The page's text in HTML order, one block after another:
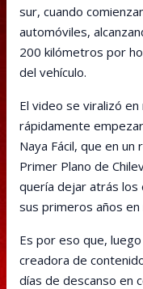
sur, cuando
automóviles,
200 kilómetros por
del vehículo.
El video se viralizó
rápidamente
Naya Fácil, que en
Primer Plano de
quería dejar atrás los
sus primeros años
Es por eso que,
creadora de
días de descanso en